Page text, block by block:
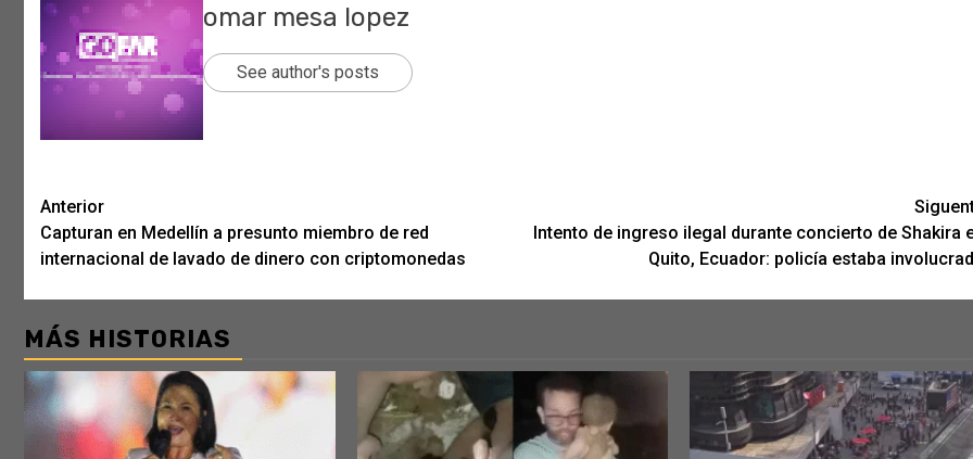
omar mesa lopez
See author's posts
Post
navigation
Anterior
Capturan en Medellín a presunto miembro de red
internacional de lavado de dinero con criptomonedas
Intento de ingreso ilegal durante concierto de Shakira
Quito, Ecuador: policía estaba
MÁS HISTORIAS